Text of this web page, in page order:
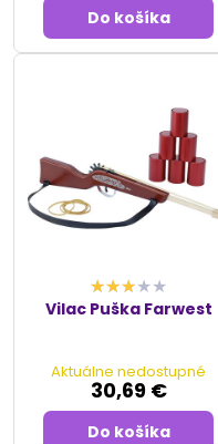
Do košíka
Vilac Puška Farwest
Aktuálne nedostupné
30,69 €
Do košíka